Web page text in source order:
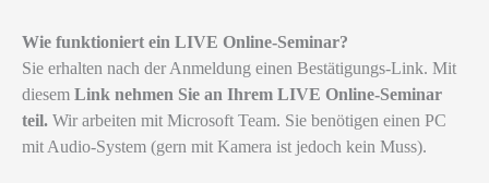
Wie funktioniert ein LIVE Online-Seminar?
Sie erhalten nach der Anmeldung einen Bestätigungs-Link. Mit
diesem Link nehmen Sie an Ihrem LIVE Online-Seminar
teil. Wir arbeiten mit Microsoft Team. Sie benötigen einen PC
mit Audio-System (gern mit Kamera ist jedoch kein Muss).